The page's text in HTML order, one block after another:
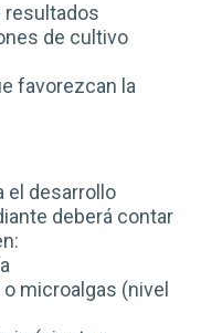
resultados
de cultivo
favorezcan la
el desarrollo
deberá contar
microalgas (nivel